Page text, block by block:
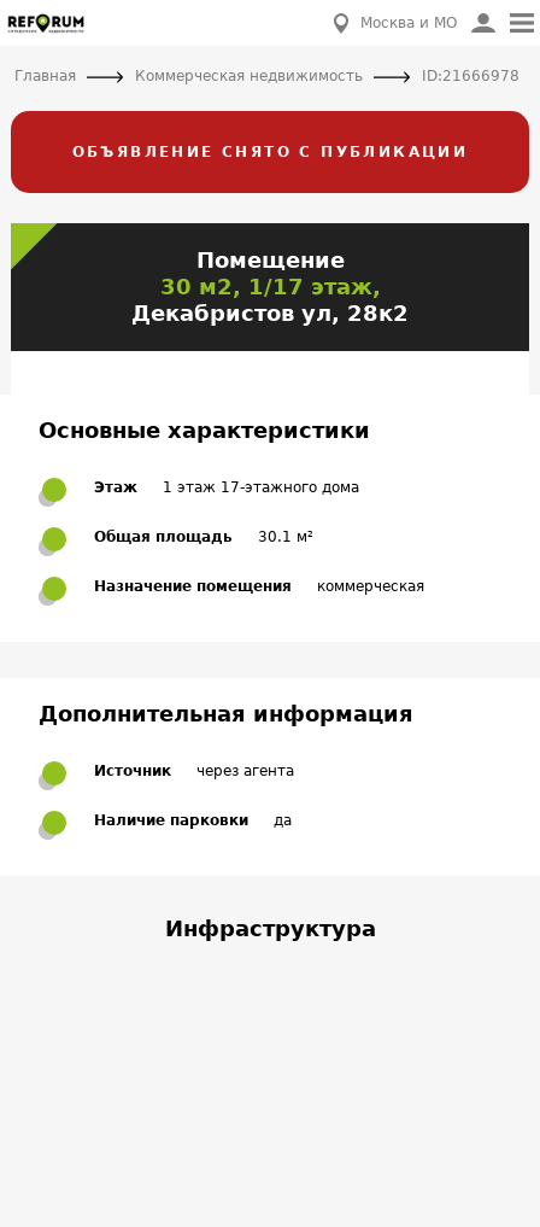
Москва и МО
Главная Коммерческая недвижимость ID:21666978
ОБЪЯВЛЕНИЕ СНЯТО С ПУБЛИКАЦИИ
Помещение
30 м2, 1/17 этаж,
Декабристов ул, 28к2
Основные характеристики
Этаж 1 этаж 17-этажного дома
Общая площадь 30.1 м²
Назначение помещения коммерческая
Дополнительная информация
Источник через агента
Наличие парковки да
Инфраструктура